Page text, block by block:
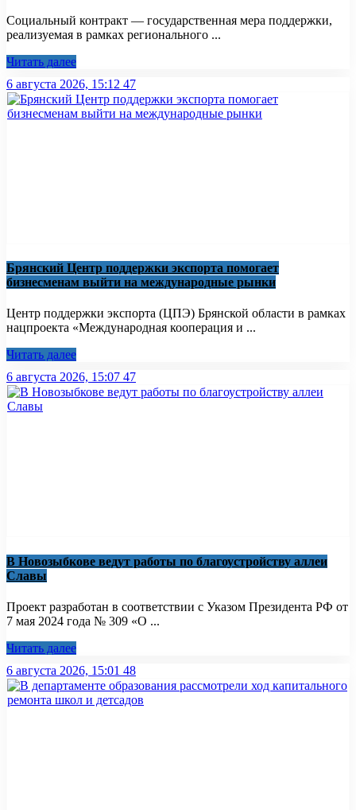
Социальный контракт — государственная мера поддержки,
реализуемая в рамках регионального ...
Читать далее
6 августа 2026, 15:12 47
Брянский Центр поддержки экспорта помогает
бизнесменам выйти на международные рынки
Центр поддержки экспорта (ЦПЭ) Брянской области в рамках
нацпроекта «Международная кооперация и ...
Читать далее
6 августа 2026, 15:07 47
В Новозыбкове ведут работы по благоустройству аллеи
Славы
Проект разработан в соответствии с Указом Президента РФ от
7 мая 2024 года № 309 «О ...
Читать далее
6 августа 2026, 15:01 48